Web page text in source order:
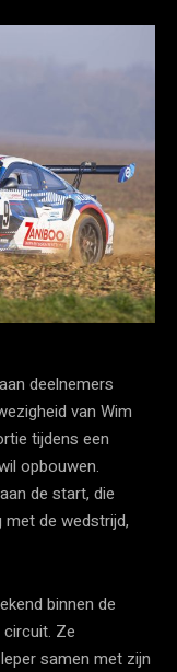
deelnemers
van Wim
tijdens een
opbouwen.
de start, die
met de wedstrijd,
binnen de
Ze
samen met zijn